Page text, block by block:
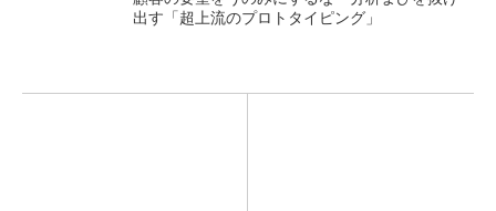
出す「超上流のプロトタイピング」